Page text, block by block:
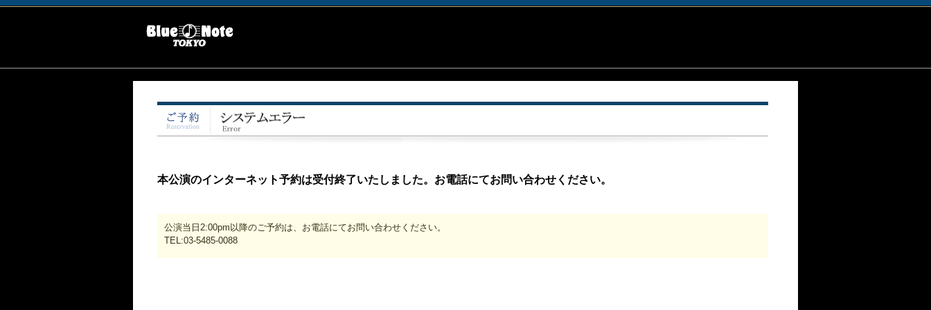
本公演のインターネット予約は受付終了いたしました。お電話にてお問い合わせください。
公演当日2:00pm以降のご予約は、お電話にてお問い合わせください。
TEL:03-5485-0088